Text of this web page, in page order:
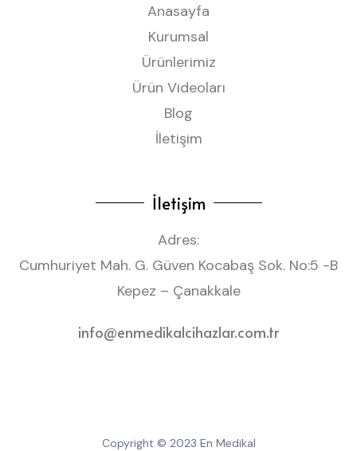
Anasayfa
Kurumsal
Ürünlerimiz
Ürün Videoları
Blog
İletişim
İletişim
Adres:
Cumhuriyet Mah. G. Güven Kocabaş Sok. No:5 -B
Kepez – Çanakkale
info@enmedikalcihazlar.com.tr
Copyright © 2023 En Medikal